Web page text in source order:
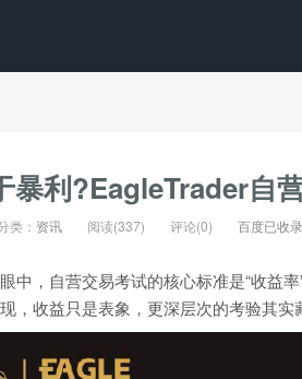
暴利?EagleTrader自
类： 资讯 阅读(337) 评论(0) 百度已收录
中，自营交易考试的核心标准是“收
，收益只是表象，更深层次的考验其实